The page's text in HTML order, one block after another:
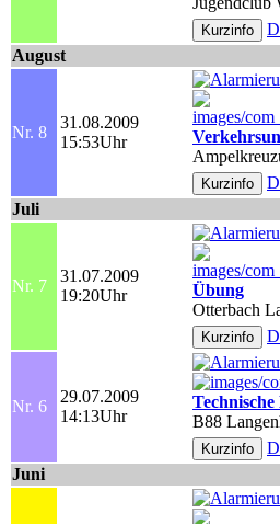
August
Nr. 8
31.08.2009
15:53Uhr
Juli
Nr. 7
31.07.2009
19:20Uhr
Übung
Otterbach
Nr. 6
29.07.2009
14:13Uhr
B88
Juni